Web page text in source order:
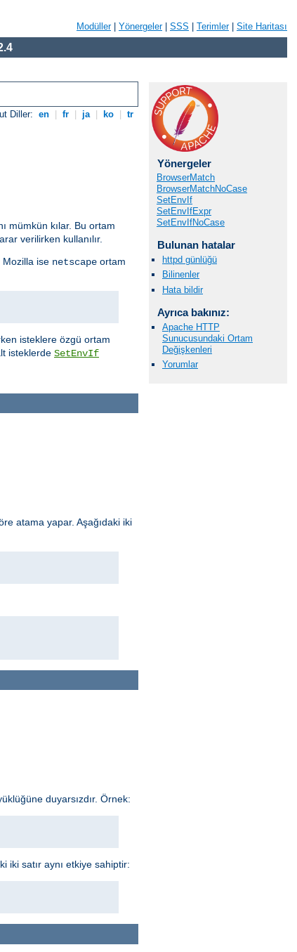
Modüller| Yönergeler| SSS Terimler| Site Haritası
Diller: en fr ja ko tr
mümkün kılar. Bu ortam
verilirken kullanılır.
Mozilla ise netscape ortam
isteklere özgü ortam
isteklerde SetEnvIf
Yönergeler
BrowserMatch
BrowserMatchNoCase
SetEnvIf
SetEnvIfExpr
SetEnvIfNoCase
Bulunan hatalar
httpd günlüğü
Bilinenler
Hata bildir
Ayrıca bakınız:
Apache HTTP
Sunucusundaki Ortam
Değişkenleri
Yorumlar
atama yapar. Aşağıdaki iki
duyarsızdır. Örnek:
iki satır aynı etkiye sahiptir: